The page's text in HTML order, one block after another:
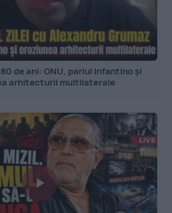
de ani: ONU, pariul Infantino și
arhitecturii multilaterale